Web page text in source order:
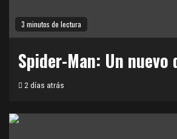
3 minutos de lectura
Spider-Man: Un nuevo
2 días atrás